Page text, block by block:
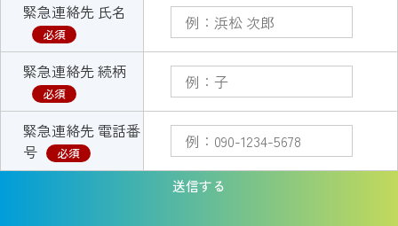
緊急連絡先 氏名
必須
緊急連絡先 続柄
必須
緊急連絡先 電話番
号
必須